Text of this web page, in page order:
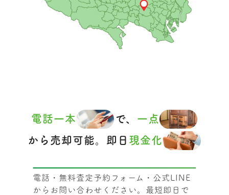
電話一本 で、 一点
から売却可能。即日 現金化
電話・無料査定予約フォーム・公式LINE
からお問い合わせください。最短即日で